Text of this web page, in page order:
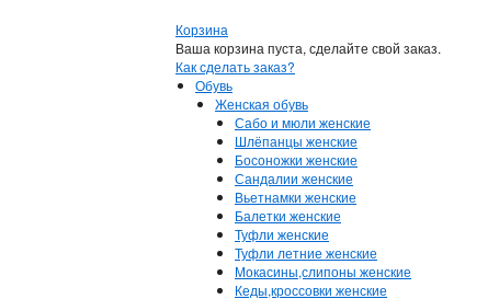
Корзина
Ваша корзина пуста, сделайте свой заказ.
Как сделать заказ?
Обувь
Женская обувь
Сабо и мюли женские
Шлёпанцы женские
Босоножки женские
Сандалии женские
Вьетнамки женские
Балетки женские
Туфли женские
Туфли летние женские
Мокасины,слипоны женские
Кеды,кроссовки женские